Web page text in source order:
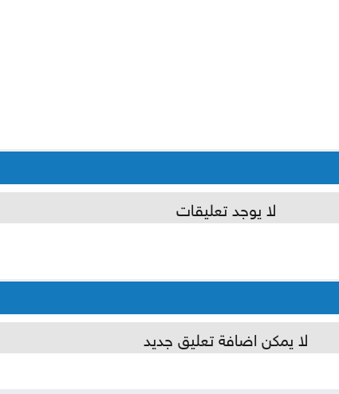
لا يوجد تعليقات
لا يمكن اضافة تعليق جديد